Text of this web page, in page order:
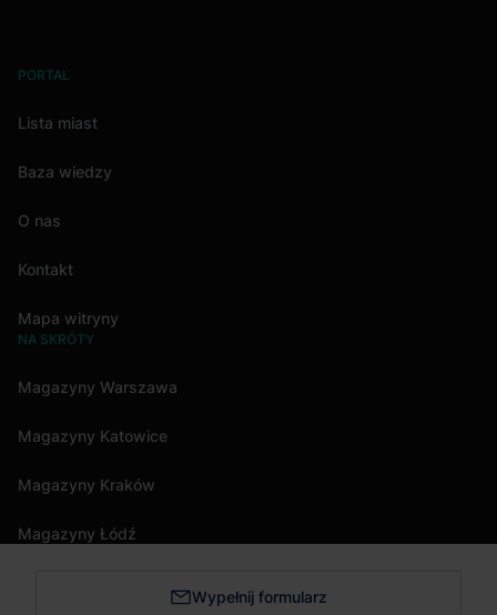
PORTAL
Lista miast
Baza wiedzy
O nas
Kontakt
Mapa witryny
NA SKRÓTY
Magazyny Warszawa
Magazyny Katowice
Magazyny Kraków
Magazyny Łódź
Magazyny Trójmiasto Wypełnij formularz